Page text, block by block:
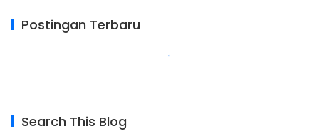
Postingan Terbaru
Search This Blog